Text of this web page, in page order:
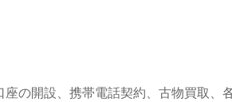
の開設、携帯電話契約、古物買取、